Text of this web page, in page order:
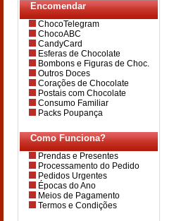
Encomendar
ChocoTelegram
ChocoABC
CandyCard
Esferas de Chocolate
Bombons e Figuras de Choc.
Outros Doces
Corações de Chocolate
Postais com Chocolate
Consumo Familiar
Packs Poupança
Como Funciona?
Prendas e Presentes
Processamento do Pedido
Pedidos Urgentes
Épocas do Ano
Meios de Pagamento
Termos e Condições